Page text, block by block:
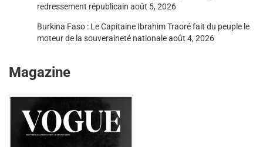
redressement républicain août 5, 2026
Burkina Faso : Le Capitaine Ibrahim Traoré fait du peuple le
moteur de la souveraineté nationaleaoût 4, 2026
Magazine